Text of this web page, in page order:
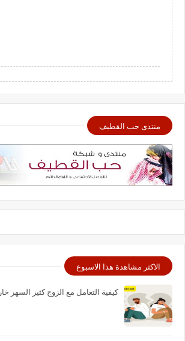
منتدى حب القطيف
الاكثر مشاهدة هذا الاسبوع
كيفية التعامل مع الزوج كثير السهر